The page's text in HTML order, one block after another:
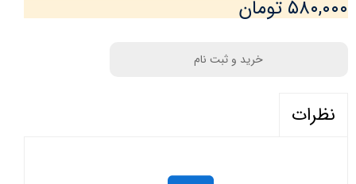
۵۸۰,۰۰۰ تومان
خرید و ثبت نام
نظرات